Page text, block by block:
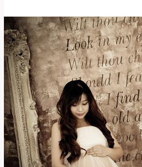
Různé
Významy
Této
Slova?